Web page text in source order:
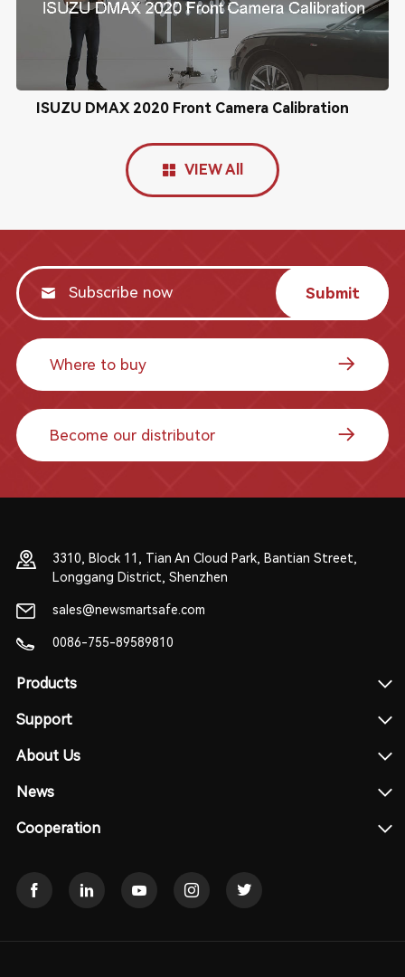
ISUZU DMAX 2020 Front Camera Calibration
VIEW All
Submit
Where to buy
Become our distributor
3310, Block 11, Tian An Cloud Park, Bantian Street,
Longgang District, Shenzhen
sales@newsmartsafe.com
0086-755-89589810
Products
Support
About Us
News
Cooperation